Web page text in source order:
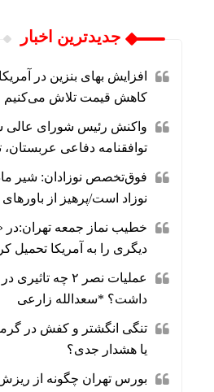
جديدترين اخبار
افزایش بهای بنزین در
کاهش قیمت تلاش می‌کنیم
واکنش رئیس شورای عالی
توافقنامه دفاعی عربستان،
فوق‌تخصص نوزادان: شیر
نوزاد است/پرهیز از
خطیب نماز جمعه
دیگری را به آمریکا تحمیل
عملیات نصر ۲ چه
داشت؟ *سعدالله زارعی
تنگی انگشتر و کفش در
یا هشدار جدی؟
بورس تهران چگونه از